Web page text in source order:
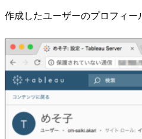
作成したユーザーのプロフィー